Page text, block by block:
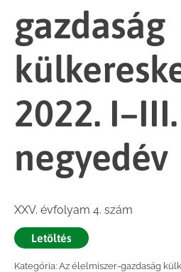
gazdaság
2022. I–III.
negyedév
XXV. évfolyam 4. szám
Letöltés
Kategória: Az élelmiszer-gazdaság